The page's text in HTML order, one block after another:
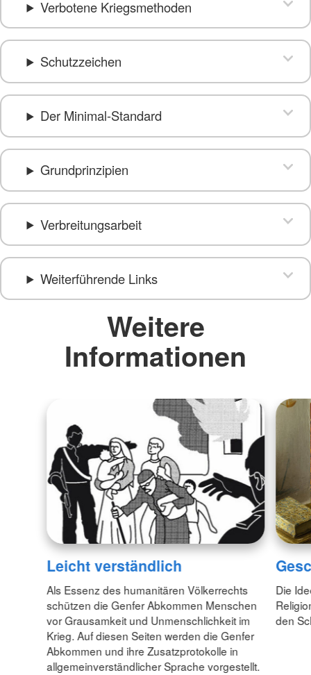
Verbotene Kriegsmethoden
Schutzzeichen
Der Minimal-Standard
Grundprinzipien
Verbreitungsarbeit
Weiterführende Links
Weitere
Informationen
Leicht verständlich
Als Essenz des humanitären Völkerrechts
schützen die Genfer Abkommen Menschen
vor Grausamkeit und Unmenschlichkeit im
Krieg. Auf diesen Seiten werden die Genfer
Abkommen und ihre Zusatzprotokolle in
allgemeinverständlicher Sprache vorgestellt.
Die
den